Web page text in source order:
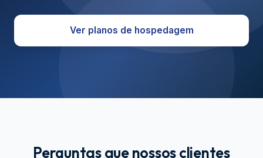
Ver planos de hospedagem
Perguntas que nossos clientes